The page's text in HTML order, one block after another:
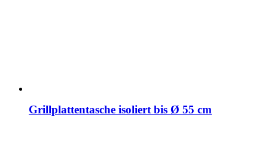
Grillplattentasche isoliert bis Ø 55 cm